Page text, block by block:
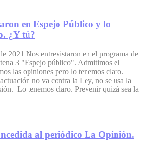
en Espejo Público y lo
¿Y tú?
2021 Nos entrevistaron en el programa de
3 "Espejo público". Admitimos el
las opiniones pero lo tenemos claro.
no va contra la Ley, no se usa la
Lo tenemos claro. Prevenir quizá sea la
al periódico La Opinión.